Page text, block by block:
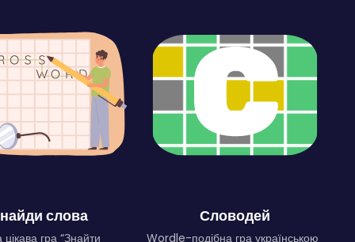
слова
гра “Знайти
Словодей
Wordle-подібна гра українською